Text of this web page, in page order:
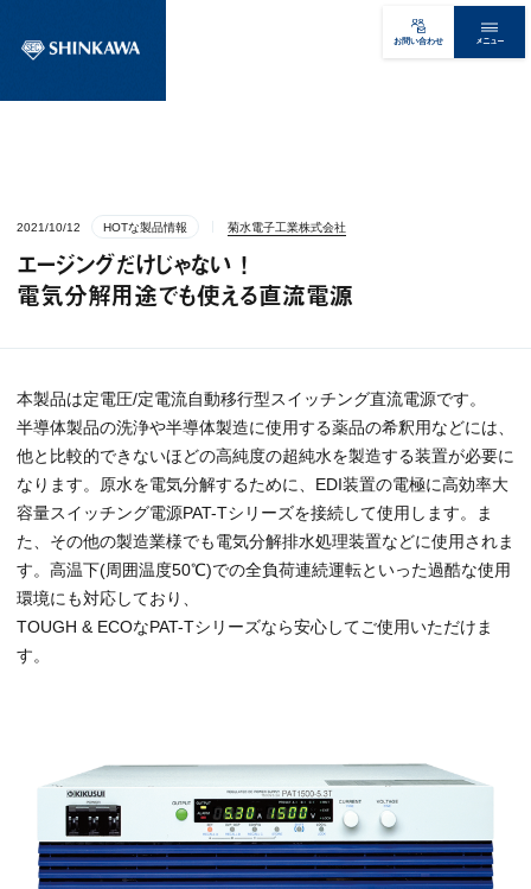
お問い合わせ メニュー
2021/10/12 HOTな製品情報 菊水電子工業株式会社
エージングだけじゃない ！
電気分解用途でも使える直流電源
本製品は定電圧/定電流自動移行型スイッチング直流電源です。
半導体製品の洗浄や半導体製造に使用する薬品の希釈用などには、
他と比較的できないほどの高純度の超純水を製造する装置が必要に
なります。原水を電気分解するために、EDI装置の電極に高効率大
容量スイッチング電源PAT-Tシリーズを接続して使用します。ま
た、その他の製造業様でも電気分解排水処理装置などに使用されま
す。高温下(周囲温度50℃)での全負荷連続運転といった過酷な使用
環境にも対応しており、
TOUGH & ECOなPAT-Tシリーズなら安心してご使用いただけま
す。